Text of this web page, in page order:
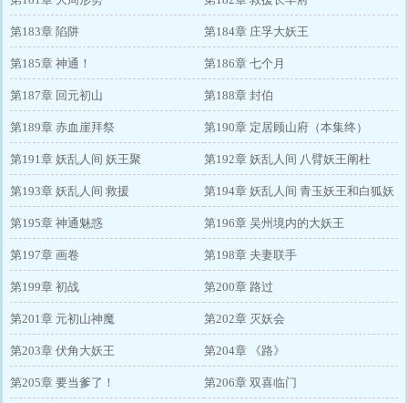
第183章 陷阱 第184章 庄孚大妖王
第185章 神通！ 第186章 七个月
第187章 回元初山 第188章 封伯
第189章 赤血崖拜祭 第190章 定居顾山府（本集终）
第191章 妖乱人间 妖王聚 第192章 妖乱人间 八臂妖王阐杜
第193章 妖乱人间 救援 第194章 妖乱人间 青玉妖王和白狐妖
王
第195章 神通魅惑 第196章 吴州境内的大妖王
第197章 画卷 第198章 夫妻联手
第199章 初战 第200章 路过
第201章 元初山神魔 第202章 灭妖会
第203章 伏角大妖王 第204章 《路》
第205章 要当爹了！ 第206章 双喜临门